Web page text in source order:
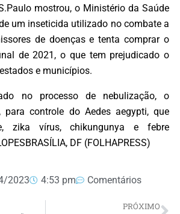
mostrou, o Ministério da Saúde
um inseticida utilizado no combate a
de doenças e tenta comprar o
de 2021, o que tem prejudicado o
e municípios.
no processo de nebulização, o
para controle do Aedes aegypti, que
zika vírus, chikungunya e febre
DF (FOLHAPRESS)
2023 4:53 pm Comentários
PRÓXIMO